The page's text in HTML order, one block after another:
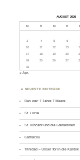
AUGUST 2026
M D M D
3
4 5 6
10
11 12 13
17
18 19 20
24
25 26 27
31
« Apr.
NEUESTE BEITRÄGE
Das war: 7 Jahre 7 Meere
St. Lucia
St. Vincent und die Grenadinen
Carriacou
Trinidad – Unser Tor in die Karibik